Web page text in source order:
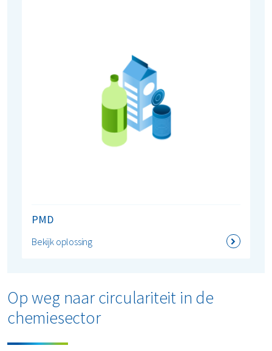
PMD
Bekijk oplossing
Op weg naar circulariteit in de
chemiesector